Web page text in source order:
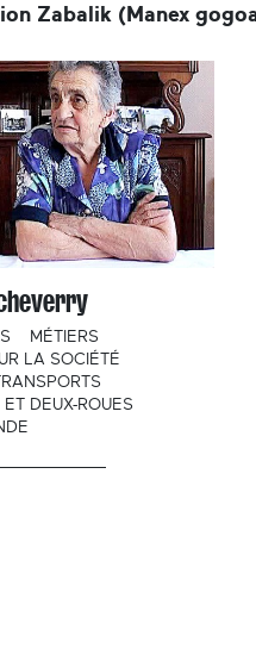
Zabalik (Manex
MÉTIERS
LA SOCIÉTÉ
TRANSPORTS
ET DEUX-ROUES